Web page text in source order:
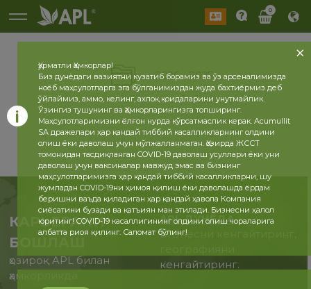
0
2026 2025
КАРЬЕРАНИ
БОШЛАШ
ҳозироқ APL билан
ҳамкорликда
APL ДУНЁДА
Бизнесни кенгайтиринг,
кенгайтиринг.
Ҳурматли Ҳамкорлар!
Биз дунёдаги вазиятни кузатиб борамиз ва ўз арсеналимизда
ноёб маҳсулотларга эга бўлганимиздан жуда бахтиёрмиз деб
ўйлаймиз, аммо, келинг, ахлоқ қоидаларини унутмайлик.
Ўзингиз тушунинг ва Ҳамкорларингизга топширинг.
Маҳсулотларимизни ёлғон нурда кўрсатмаслик керак. Acumullit
SA дражелари ҳар қандай тиббий касалликларнинг олдини
олиш ёки даволаш учун мўлжалланмаган. Ҳозирда ЖССТ
томонидан тасдиқланган COVID-19 даволаш усуллари ёки уни
даволаш учун ваксиналар мавжуд эмас ва бизнинг
маҳсулотларимизга ҳар қандай тиббий касалликларни, шу
жумладан COVID-19ни ҳимоя қилиш ёки даволашда ёрдам
беришни ваъда қиладиган ҳар қандай ҳавола Компания
сиёсатини бузади ва қатъиян ман этилади. Бизнесни ҳалол
юритинг! COVID-19 касаллигининг олдини олиш чораларига
албатта риоя қилинг. Саломат бўлинг!